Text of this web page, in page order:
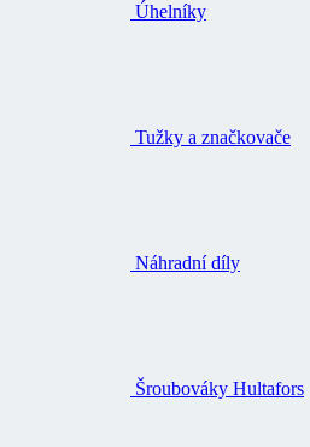
Úhelníky
Tužky a značkovače
Náhradní díly
Šroubováky Hultafors